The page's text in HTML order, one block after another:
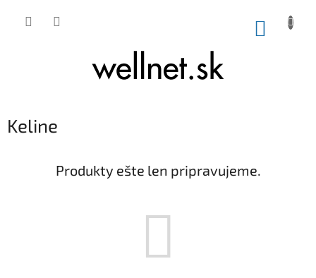
Keline
Produkty ešte len pripravujeme.